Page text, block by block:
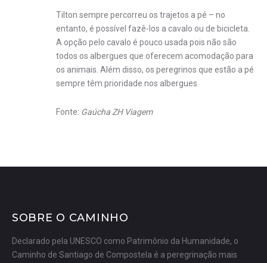
Tilton sempre percorreu os trajetos a pé – no
entanto, é possível fazê-los a cavalo ou de bicicleta.
A opção pelo cavalo é pouco usada pois não são
todos os albergues que oferecem acomodação para
os animais. Além disso, os peregrinos que estão a pé
sempre têm prioridade nos albergues.
Fonte: Gaúcha ZH Viagem
SOBRE O CAMINHO
Declarado pela UNESCO como Patrimônio da Humanidade, o
Caminho de Santiago de Compostela é a peregrinação mais